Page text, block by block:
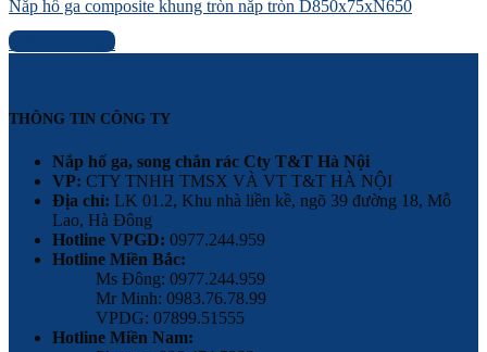
Nắp hố ga composite khung tròn nắp tròn D850x75xN650
Liên hệ báo giá
THÔNG TIN CÔNG TY
Nắp hố ga, song chắn rác Cty T&T Hà Nội
VP: CTY TNHH TMSX VÀ VT T&T HÀ NỘI
Địa chỉ: LK 01.2, Khu nhà liền kề, ngõ 39 đường 18, Mỗ
Lao, Hà Đông
Hotline VPGD: 0977.244.959
Hotline Miền Bắc:
Ms Đông: 0977.244.959
Mr Minh: 0983.76.78.99
VPDG: 07899.51555
Hotline Miền Nam: